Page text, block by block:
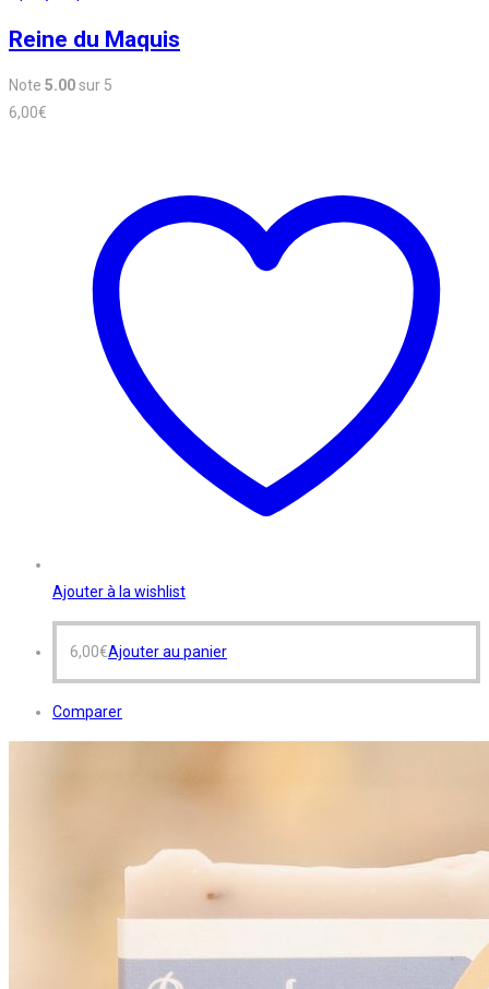
Reine du Maquis
Note 5.00sur 5
6,00€
Ajouter à la wishlist
6,00€Ajouter au panier
Comparer